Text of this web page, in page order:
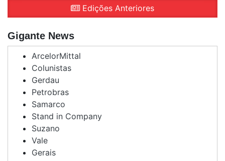
Edições Anteriores
Gigante News
ArcelorMittal
Colunistas
Gerdau
Petrobras
Samarco
Stand in Company
Suzano
Vale
Gerais